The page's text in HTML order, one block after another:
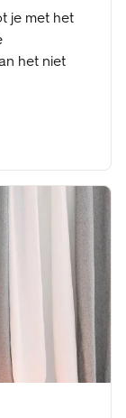
je met het
het niet